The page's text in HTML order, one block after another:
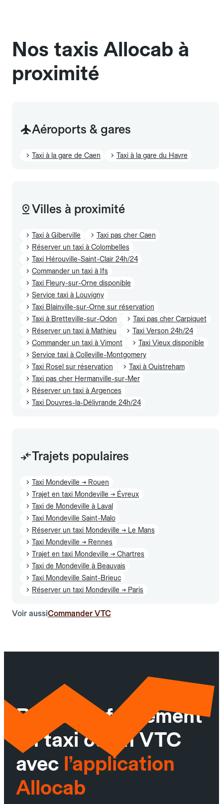
Nos taxis Allocab à
proximité
Aéroports & gares
Taxi à la gare de Caen Taxi à la gare du Havre
Villes à proximité
Taxi à Giberville
Taxi pas cher Caen
Réserver un taxi à Colombelles
Taxi Hérouville-Saint-Clair 24h/24
Commander un taxi à Ifs
Taxi Fleury-sur-Orne disponible
Service taxi à Louvigny
Taxi Blainville-sur-Orne sur réservation
Taxi à Bretteville-sur-Odon
Taxi pas cher Carpiquet
Réserver un taxi à Mathieu
Taxi Verson 24h/24
Commander un taxi à Vimont
Taxi Vieux disponible
Service taxi à Colleville-Montgomery
Taxi Rosel sur réservation
Taxi à Ouistreham
Taxi pas cher Hermanville-sur-Mer
Réserver un taxi à Argences
Taxi Douvres-la-Délivrande 24h/24
Trajets populaires
Taxi Mondeville → Rouen
Trajet en taxi Mondeville → Évreux
Taxi de Mondeville à Laval
Taxi Mondeville Saint-Malo
Réserver un taxi Mondeville → Le Mans
Taxi Mondeville → Rennes
Trajet en taxi Mondeville → Chartres
Taxi de Mondeville à Beauvais
Taxi Mondeville Saint-Brieuc
Réserver un taxi Mondeville → Paris
Voir aussiCommander VTC
Réservez facilement
un taxi ou un VTC
avec l’application
Allocab